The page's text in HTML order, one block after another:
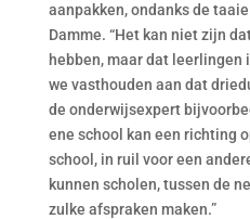
aanpakken, ondanks de
Damme. “Het kan niet zijn
hebben, maar dat
we vasthouden aan dat
de onderwijsexpert
ene school kan een richting
school, in ruil voor een
kunnen scholen, tussen de
zulke afspraken maken.”